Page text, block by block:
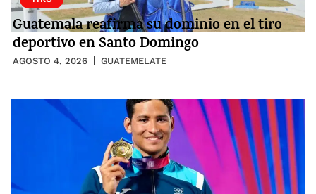
Guatemala reafirma su dominio en el tiro
deportivo en Santo Domingo
AGOSTO 4, 2026 GUATEMELATE